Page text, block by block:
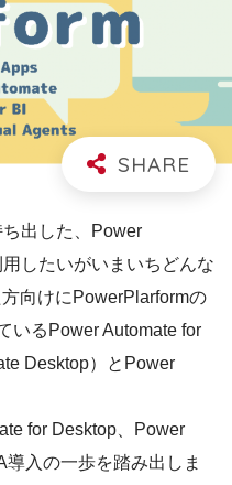
出した、Power
したいがいまいちどんな
向けにPowerPlarformの
いるPower Automate for
Desktop）
とPower
for Desktop、Power
入の一歩を踏み出しま